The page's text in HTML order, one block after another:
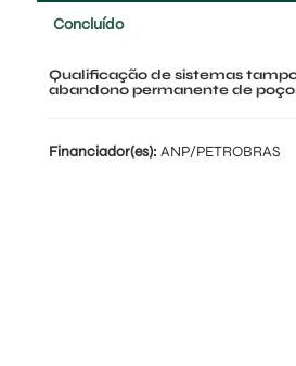
Concluído
Qualificação de sistemas
abandono permanente de
Financiador(es): ANP/PETROBRAS